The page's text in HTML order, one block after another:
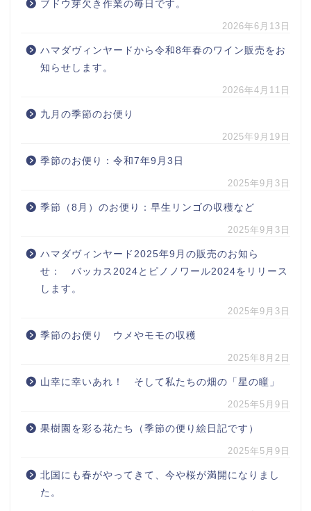
ブドウ芽欠き作業の毎日です。
2026年6月13日
ハマダヴィンヤードから令和8年春のワイン販売をお
知らせします。
2026年4月11日
九月の季節のお便り
2025年9月19日
季節のお便り：令和7年9月3日
2025年9月3日
季節（8月）のお便り：早生リンゴの収穫など
2025年9月3日
ハマダヴィンヤード2025年9月の販売のお知ら
せ： バッカス2024とピノノワール2024をリリース
します。
2025年9月3日
季節のお便り ウメやモモの収穫
2025年8月2日
山幸に幸いあれ！ そして私たちの畑の「星の瞳」
2025年5月9日
果樹園を彩る花たち（季節の便り絵日記です）
2025年5月9日
北国にも春がやってきて、今や桜が満開になりまし
た。